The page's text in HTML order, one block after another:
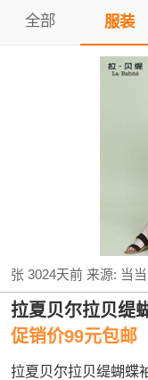
全部 服装
张 3024天前来源: 当
拉夏贝尔拉贝缇
促销价99元包邮
拉夏贝尔拉贝缇蝴蝶